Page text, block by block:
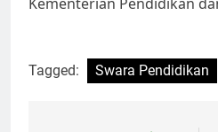
Tagged: Swara Pendidikan